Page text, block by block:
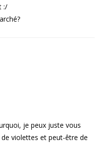
:/
je peux juste vous
violettes et peut-être de